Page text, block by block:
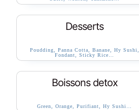
Desserts
Poudding, Panna Cotta, Banane, Hy Sushi,
Fondant, Sticky Rice…
Boissons detox
Green, Orange, Purifiant, Hy Sushi…